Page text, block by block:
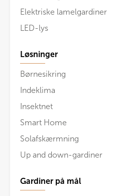
Elektriske lamelgardiner
LED-lys
Løsninger
Børnesikring
Indeklima
Insektnet
Smart Home
Solafskærmning
Up and down-gardiner
Gardiner på mål